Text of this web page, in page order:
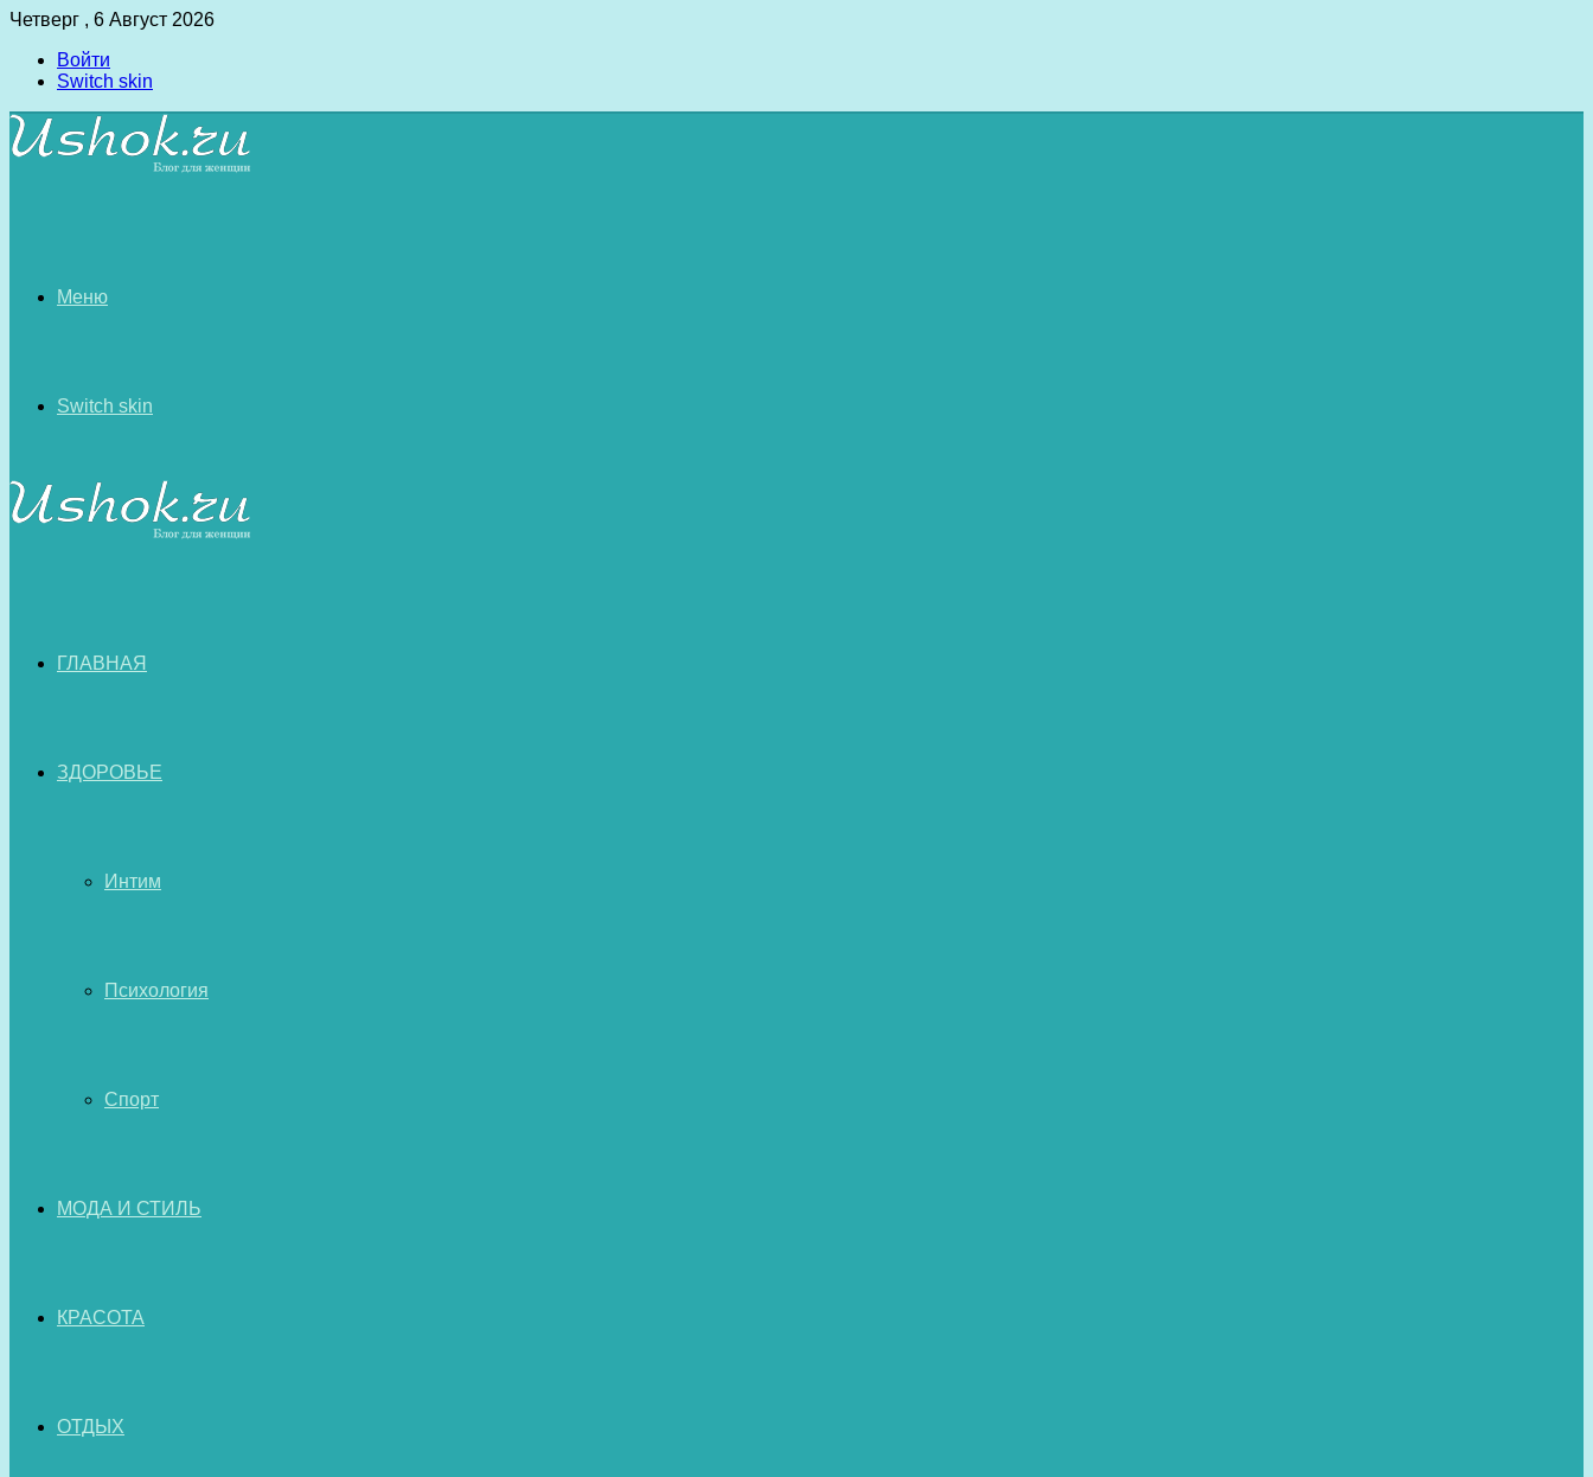
Четверг , 6 Август 2026
Войти
Switch skin
Меню
Switch skin
ГЛАВНАЯ
ЗДОРОВЬЕ
Интим
Психология
Спорт
МОДА И СТИЛЬ
КРАСОТА
ОТДЫХ